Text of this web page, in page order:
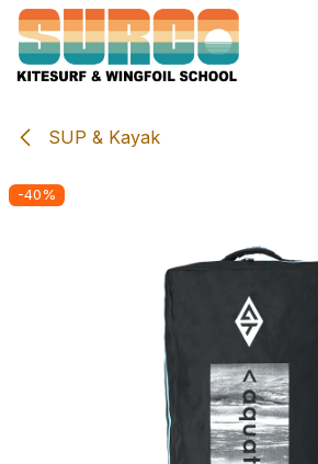
Ir al contenido
SUP & Kayak
-40%